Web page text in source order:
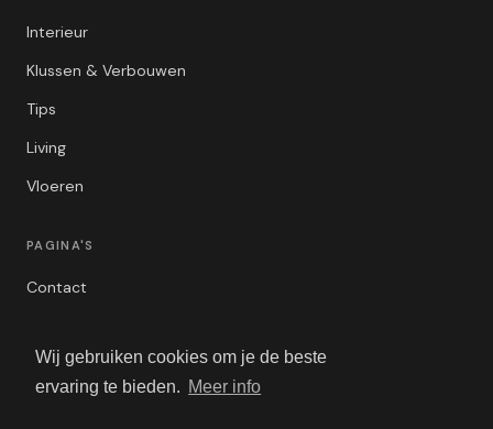
Wij gebruiken cookies om je de beste
ervaring te bieden. Meer info
Interieur
Klussen & Verbouwen
Tips
Living
Vloeren
PAGINA'S
Contact
Algemene Voorwaarden